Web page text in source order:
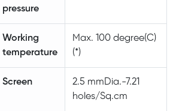
pressure
Working
temperature
Max. 100 degree(C)
(*)
Screen
2.5 mmDia.-7.21
holes/Sq.cm